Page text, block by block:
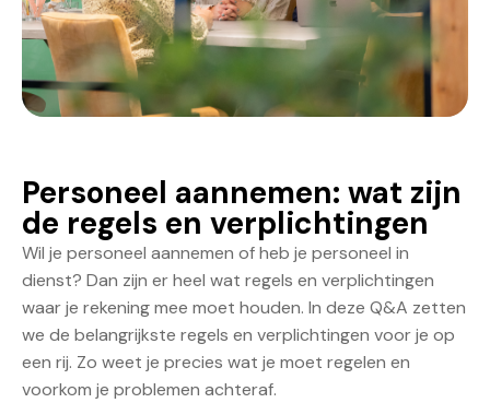
Personeel aannemen: wat zijn
de regels en verplichtingen
Wil je personeel aannemen of heb je personeel in
dienst? Dan zijn er heel wat regels en verplichtingen
waar je rekening mee moet houden. In deze Q&A zetten
we de belangrijkste regels en verplichtingen voor je op
een rij. Zo weet je precies wat je moet regelen en
voorkom je problemen achteraf.